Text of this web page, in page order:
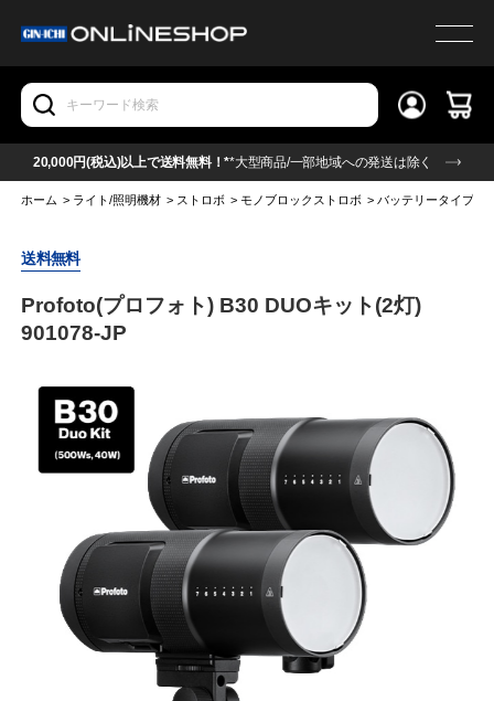
20,000円(税込)以上で送料無料！**大型商品/一部地域への発送は除く
ホーム > ライト/照明機材 > ストロボ >モノブロックストロボ >バッテリータイプ(
送料無料
Profoto(プロフォト) B30 DUOキット(2灯)
901078-JP